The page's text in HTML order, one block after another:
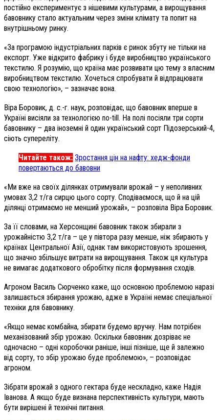
постійно експериментує з нішевими культурами, а вирощування
бавовнику стало актуальним через зміни клімату та попит на
внутрішньому ринку.
«За програмою індустріальних парків є ринок збуту не тільки на
експорт. Уже відкрито фабрику і буде виробництво українського
текстилю. Я розумію, що країна має розвивати цю тему з власним
виробництвом текстилю. Хочеться спробувати й відпрацювати
свою технологію», – зазначає вона.
Віра Боровик, д. с.-г. наук, розповідає, що бавовник вперше в
Україні висіяли за технологією no-till. На полі посіяли три сорти
бавовнику – два іноземні й один український сорт Підозерський-4,
сіють супереліту.
Читайте також: Зростання цін на нафту: хедж-фонди
повертаються до бавовни
«Ми вже на своїх ділянках отримували врожай – у неполивних
умовах 3,2 т/га сирцю цього сорту. Сподіваємося, що й на цій
ділянці отримаємо не менший урожай», – розповіла Віра Боровик.
За її словами, на Херсонщині бавовник також збирали з
урожайністю 3,2 т/га – це у півтора разу менше, ніж збирають у
країнах Центральної Азії, однак там використовують зрошення,
що значно збільшує витрати на вирощування. Також ця культура
не вимагає додаткового обробітку після формування сходів.
Агроном Василь Сюрченко каже, що основною проблемою наразі
залишається збирання урожаю, адже в Україні немає спеціальної
техніки для бавовнику.
«Якщо немає комбайна, збирати будемо вручну. Нам потрібен
механізований збір урожаю. Оскільки бавовник дозріває не
одночасно – одні коробочки раніше, інші пізніше, ще й залежно
від сорту, то збір урожаю буде проблемою», – розповідає
агроном.
Зібрати врожай з одного гектара буде нескладно, каже Надія
Іванова. А якщо буде визнана перспективність культури, мають
бути вирішені й технічні питання.